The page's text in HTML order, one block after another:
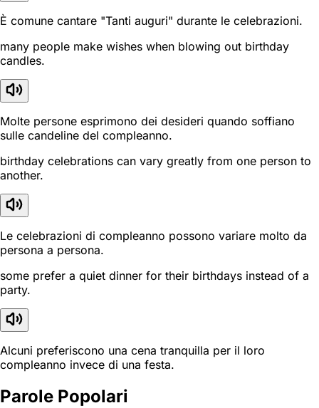
È comune cantare "Tanti auguri" durante le celebrazioni.
many people make wishes when blowing out birthday
candles.
Molte persone esprimono dei desideri quando soffiano
sulle candeline del compleanno.
birthday celebrations can vary greatly from one person to
another.
Le celebrazioni di compleanno possono variare molto da
persona a persona.
some prefer a quiet dinner for their birthdays instead of a
party.
Alcuni preferiscono una cena tranquilla per il loro
compleanno invece di una festa.
Parole Popolari